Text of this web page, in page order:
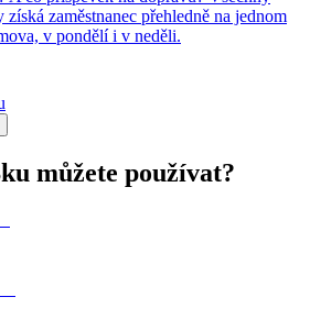
zaměstnanec přehledně na jednom
v pondělí i v neděli.
můžete používat?